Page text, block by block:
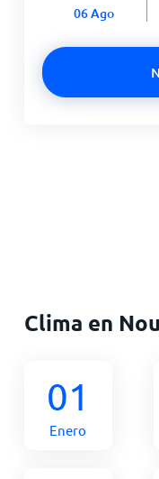
06 Ago
Clima en
01
Enero